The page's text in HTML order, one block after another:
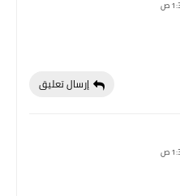
إرسال تعليق